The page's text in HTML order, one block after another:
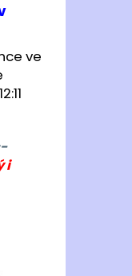
ve
i